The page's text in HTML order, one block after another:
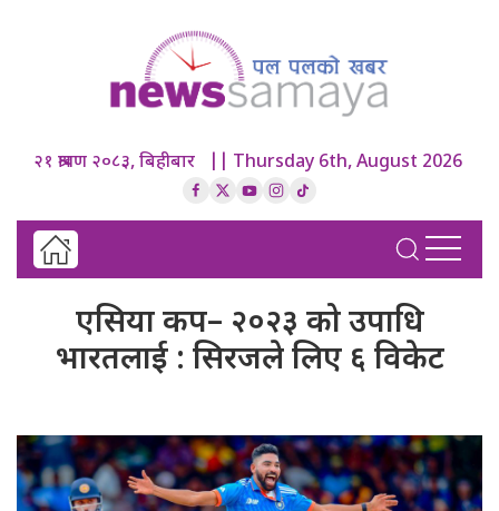
२१ श्रावण २०८३, बिहीबार || Thursday 6th, August 2026
एसिया कप– २०२३ को उपाधि
भारतलाई : सिरजले लिए ६ विकेट